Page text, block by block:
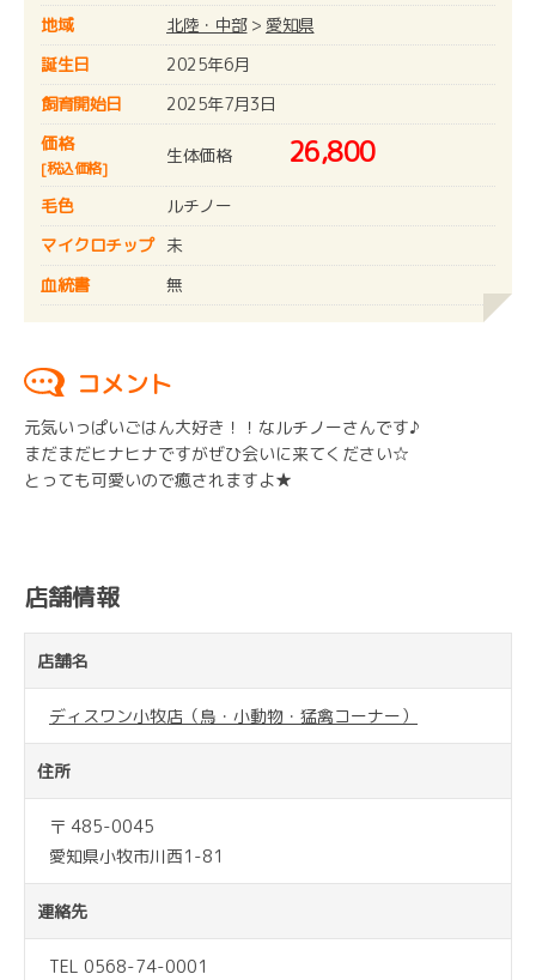
地域
北陸・中部> 愛知県
誕生日
2025年6月
飼育開始日
2025年7月3日
価格
[税込価格]
生体価格 26,800
毛色
ルチノー
マイクロチップ
未
血統書
無
コメント
元気いっぱいごはん大好き！！なルチノーさんです♪
まだまだヒナヒナですがぜひ会いに来てください☆
とっても可愛いので癒されますよ★
店舗情報
店舗名
ディスワン小牧店（鳥・小動物・猛禽コーナー）
住所
〒 485-0045
愛知県小牧市川西1-81
連絡先
TEL 0568-74-0001